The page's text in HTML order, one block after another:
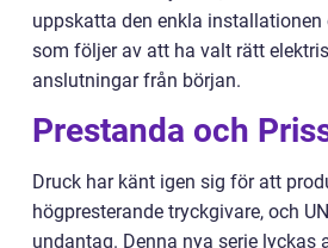
uppskatta den enkla installationen
som följer av att ha valt rätt
anslutningar från början.
Prestanda och
Druck har känt igen sig för att
högpresterande tryckgivare, och
undantag. Denna nya serie lyckas